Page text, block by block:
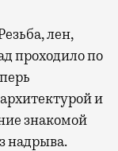
лен,
проходило по
и
знакомой
надрыва.